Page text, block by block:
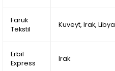
Faruk
Tekstil
Kuveyt, Irak, Libya
Erbil
Express
Irak